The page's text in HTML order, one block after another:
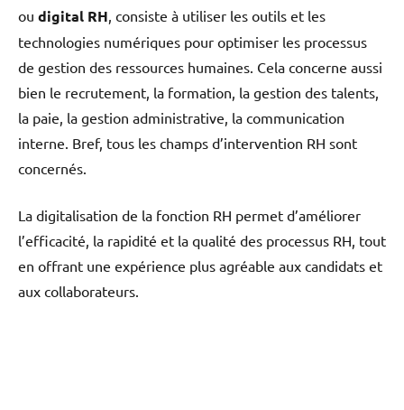
ou digital RH , consiste à utiliser les outils et les
technologies numériques pour optimiser les processus
de gestion des ressources humaines. Cela concerne aussi
bien le recrutement, la formation, la gestion des talents,
la paie, la gestion administrative, la communication
interne. Bref, tous les champs d’intervention RH sont
concernés.
La digitalisation de la fonction RH permet d’améliorer
l’efficacité, la rapidité et la qualité des processus RH, tout
en offrant une expérience plus agréable aux candidats et
aux collaborateurs.